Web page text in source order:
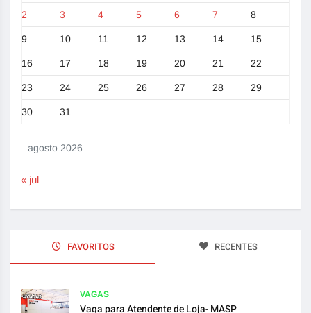
agosto 2026
2 3 4 5 6 7 8
9 10 11 12 13 14 15
16 17 18 19 20 21 22
23 24 25 26 27 28 29
30 31
« jul
FAVORITOS RECENTES
VAGAS
Vaga para Atendente de Loja- MASP